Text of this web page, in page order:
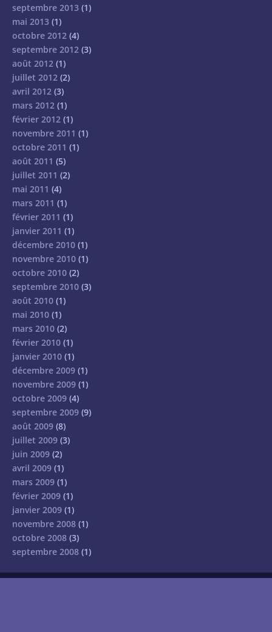
septembre 2013 (1)
mai 2013 (1)
octobre 2012 (4)
septembre 2012 (3)
août 2012 (1)
juillet 2012 (2)
avril 2012 (3)
mars 2012 (1)
février 2012 (1)
novembre 2011 (1)
octobre 2011 (1)
août 2011 (5)
juillet 2011 (2)
mai 2011 (4)
mars 2011 (1)
février 2011 (1)
janvier 2011 (1)
décembre 2010 (1)
novembre 2010 (1)
octobre 2010 (2)
septembre 2010 (3)
août 2010 (1)
mai 2010 (1)
mars 2010 (2)
février 2010 (1)
janvier 2010 (1)
décembre 2009 (1)
novembre 2009 (1)
octobre 2009 (4)
septembre 2009 (9)
août 2009 (8)
juillet 2009 (3)
juin 2009 (2)
avril 2009 (1)
mars 2009 (1)
février 2009 (1)
janvier 2009 (1)
novembre 2008 (1)
octobre 2008 (3)
septembre 2008 (1)